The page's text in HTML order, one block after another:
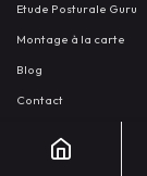
Etude Posturale Guru
Montage à la carte
Blog
Contact
PRODUITS